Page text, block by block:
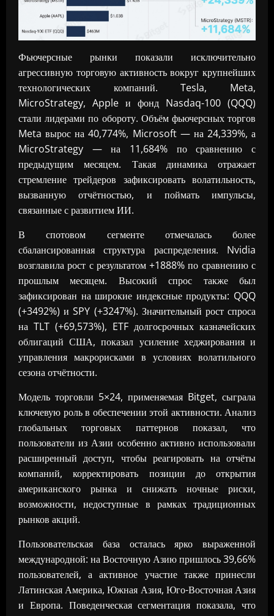
Фьючерсные рынки показали исключительно
агрессивную торговую активность вокруг крупнейших
технологических компаний. Tesla, Meta,
MicroStrategy, Apple и фонд Nasdaq-100 (QQQ)
стали лидерами по обороту. Объём фьючерсных торгов
Meta вырос на 40,774%, Microsoft — на 24,339%, а
MicroStrategy — на 11,684% по сравнению с
предыдущим месяцем. Такая динамика отражает
стремление трейдеров зафиксировать волатильность,
вызванную отчётностью, и поймать импульсы,
связанные с развитием ИИ.
В спотовом сегменте отмечалась более
сбалансированная структура распределения. Nvidia
возглавила рост с результатом +1888% по сравнению с
прошлым месяцем. Высокий спрос также был
зафиксирован на широкие индексные продукты: QQQ
(+3492%) и SPY (+3247%). Значительный рост спроса
на TLT (+69,573%), ETF долгосрочных казначейских
облигаций США, показал усиление хеджирования и
управления макрорисками в условиях волатильного
сезона отчётности.
Модель торговли 5×24, применяемая Bitget, сыграла
ключевую роль в обеспечении этой активности. Анализ
глобальных торговых паттернов показал, что
пользователи из Азии особенно активно использовали
расширенный доступ, чтобы реагировать на отчёты
компаний, корректировать позиции до открытия
американского рынка и снижать ночные риски,
возможности, недоступные в рамках традиционных
рынков акций.
Пользовательская база осталась ярко выраженной
международной: на Восточную Азию пришлось 39,66%
пользователей, а активное участие также принесли
Латинская Америка, Южная Азия, Юго-Восточная Азия
и Европа. Поведенческая сегментация показала, что